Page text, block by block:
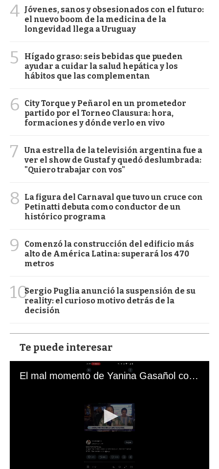
4 Jóvenes, sanos y obsesionados con el futuro:
el nuevo boom de la medicina de la
longevidad llega a Uruguay
5
Hígado graso: seis bebidas que pueden
ayudar a cuidar la salud hepática y los
hábitos que las complementan
6
City Torque y Peñarol en un prometedor
partido por el Torneo Clausura: hora,
formaciones y dónde verlo en vivo
7
Una estrella de la televisión argentina fue a
ver el show de Gustaf y quedó deslumbrada:
"Quiero trabajar con vos"
8
La figura del Carnaval que tuvo un cruce con
Petinatti debuta como conductor de un
histórico programa
9
Comenzó la construcción del edificio más
alto de América Latina: superará los 470
metros
10Sergio Puglia anunció la suspensión de su
reality: el curioso motivo detrás de la
decisión
Te puede interesar
El mal momento de Yanina Gasañol con un hincha argentino en "Subrayado"